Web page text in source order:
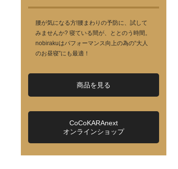
腰が気になる方!腰まわりの予防に、試して
みませんか? 寝ている間が、ととのう時間。
nobirakuはパフォーマンス向上の為の“大人
のお昼寝”にも最適！
商品を見る
CoCoKARAnext
オンラインショップ